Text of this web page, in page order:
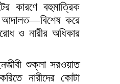
কারণে বহুমাত্রিক
আদালত—বিশেষ করে
ও নারীর অধিকার
শুক্লা সরওয়াত
নারীদের কোটা